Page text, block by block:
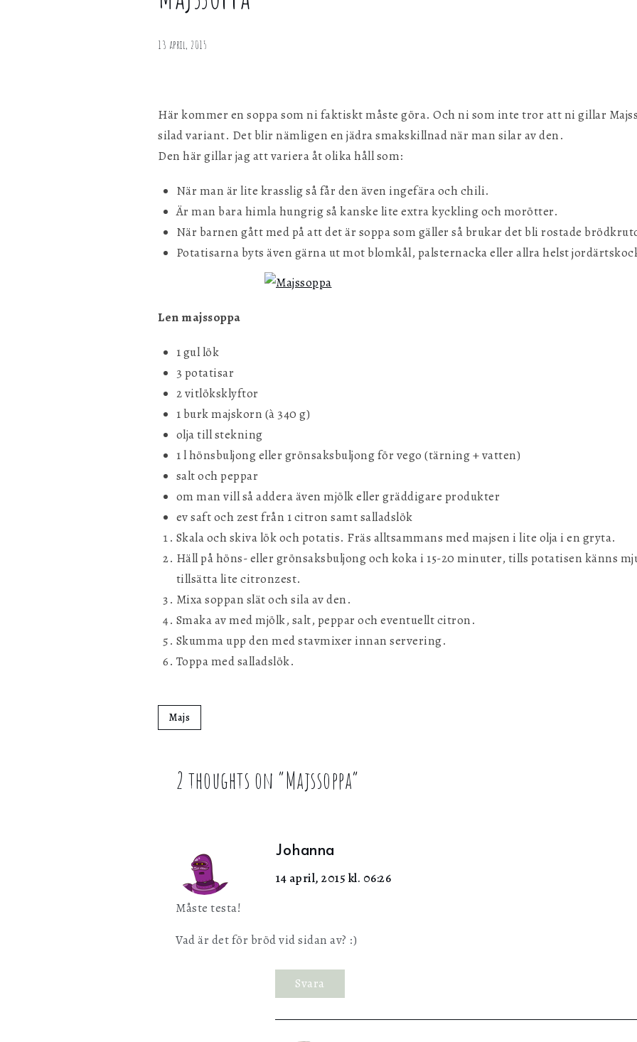
13 april, 2015
Här kommer en soppa som ni faktiskt måste göra. Och ni som inte tror att ni gillar
silad variant. Det blir nämligen en jädra smakskillnad när man silar av den.
Den här gillar jag att variera åt olika håll som:
När man är lite krasslig så får den även ingefära och chili.
Är man bara himla hungrig så kanske lite extra kyckling och morötter.
När barnen gått med på att det är soppa som gäller så brukar det bli rostade
Potatisarna byts även gärna ut mot blomkål, palsternacka eller allra helst
Len majssoppa
1 gul lök
3 potatisar
2 vitlöksklyftor
1 burk majskorn (à 340 g)
olja till stekning
1 l hönsbuljong eller grönsaksbuljong för vego (tärning + vatten)
salt och peppar
om man vill så addera även mjölk eller gräddigare produkter
ev saft och zest från 1 citron samt salladslök
Skala och skiva lök och potatis. Fräs alltsammans med majsen i lite olja i en gryta.
Häll på höns- eller grönsaksbuljong och koka i 15-20 minuter, tills potatisen känns
tillsätta lite citronzest.
Mixa soppan slät och sila av den.
Smaka av med mjölk, salt, peppar och eventuellt citron.
Skumma upp den med stavmixer innan servering.
Toppa med salladslök.
Majs
2 thoughts on “Majssoppa”
Johanna
14 april, 2015 kl. 06:26
Måste testa!
Vad är det för bröd vid sidan av? :)
Svara
personligen med hjälp av dessa uppgifter.